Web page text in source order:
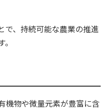
で、持続可能な農業の推進
機物や微量元素が豊富に含